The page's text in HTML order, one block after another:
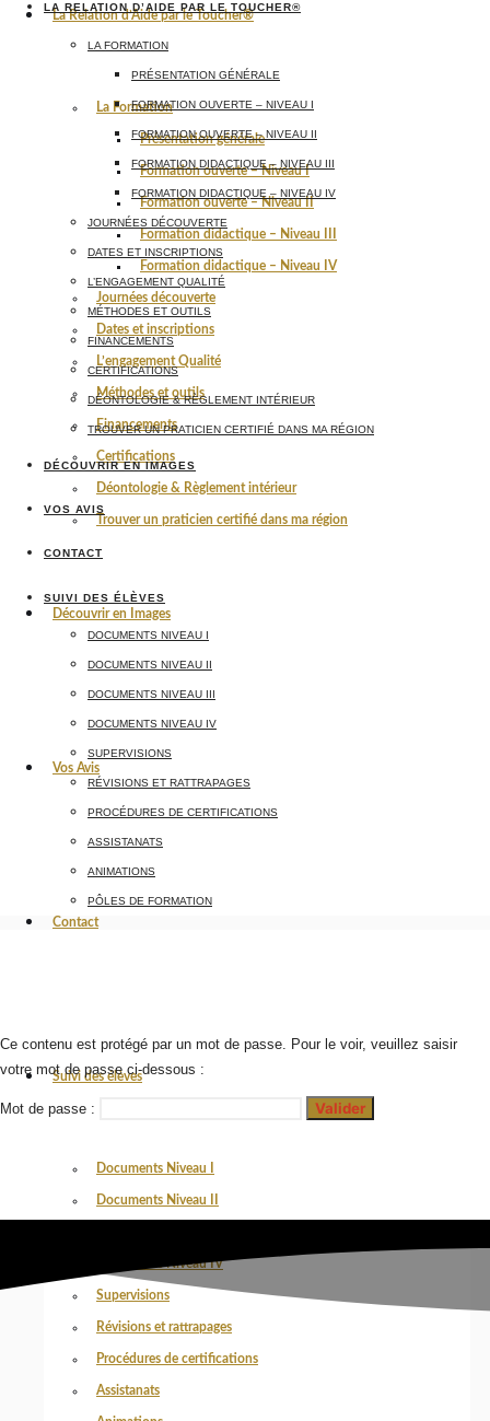
La Relation d’Aide par le Toucher®
La Formation
Présentation générale
Formation ouverte – Niveau I
Formation ouverte – Niveau II
Formation didactique – Niveau III
Formation didactique – Niveau IV
Journées découverte
Dates et inscriptions
L’engagement Qualité
Méthodes et outils
Financements
Certifications
Déontologie & Règlement intérieur
Trouver un praticien certifié dans ma région
Découvrir en Images
Vos Avis
Contact
Suivi des élèves
Documents Niveau I
Documents Niveau II
Documents Niveau IV
Supervisions
Révisions et rattrapages
Procédures de certifications
Assistanats
LA RELATION D’AIDE PAR LE TOUCHER®
LA FORMATION
PRÉSENTATION GÉNÉRALE
FORMATION OUVERTE – NIVEAU I
FORMATION OUVERTE – NIVEAU II
FORMATION DIDACTIQUE – NIVEAU III
FORMATION DIDACTIQUE – NIVEAU IV
JOURNÉES DÉCOUVERTE
DATES ET INSCRIPTIONS
L’ENGAGEMENT QUALITÉ
MÉTHODES ET OUTILS
FINANCEMENTS
CERTIFICATIONS
DÉONTOLOGIE & RÈGLEMENT INTÉRIEUR
TROUVER UN PRATICIEN CERTIFIÉ DANS MA RÉGION
DÉCOUVRIR EN IMAGES
VOS AVIS
CONTACT
SUIVI DES ÉLÈVES
DOCUMENTS NIVEAU I
DOCUMENTS NIVEAU II
DOCUMENTS NIVEAU III
DOCUMENTS NIVEAU IV
SUPERVISIONS
RÉVISIONS ET RATTRAPAGES
PROCÉDURES DE CERTIFICATIONS
ASSISTANATS
ANIMATIONS
PÔLES DE FORMATION
Ce contenu est protégé par un mot de passe. Pour le voir, veuillez saisir
votre mot de passe ci-dessous :
Mot de passe :